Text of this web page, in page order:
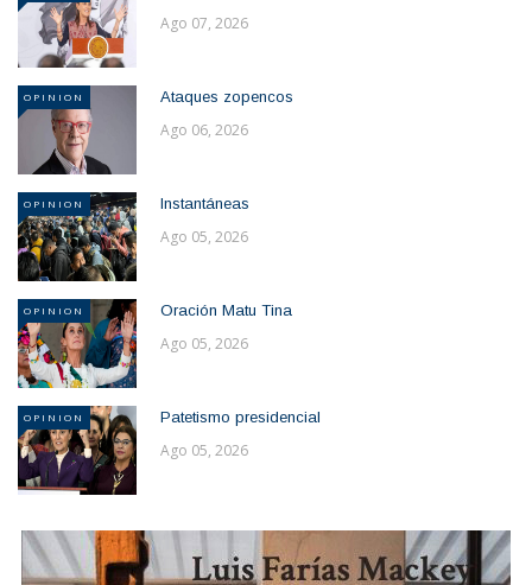
Ago 07, 2026
OPINION Ataques zopencos
Ago 06, 2026
OPINION Instantáneas
Ago 05, 2026
OPINION Oración Matu Tina
Ago 05, 2026
OPINION Patetismo presidencial
Ago 05, 2026